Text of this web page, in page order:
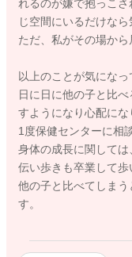
れるのが嫌で抱っこ
じ空間にいるだけなら
ただ、私がその場から
以上のことが気になっ
日に日に他の子と比
すようになり心配にな
1度保健センターに相
身体の成長に関して
伝い歩きも卒業して歩
他の子と比べてしま
す。